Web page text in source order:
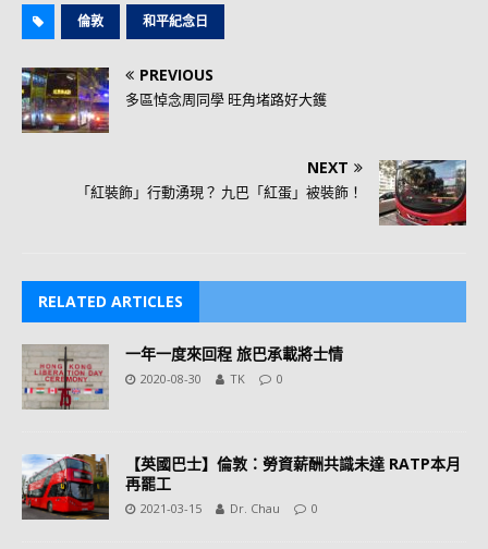
倫敦 和平紀念日
PREVIOUS
多區悼念周同學 旺角堵路好大鑊
NEXT
「紅裝飾」行動湧現？ 九巴「紅蛋」被裝飾！
RELATED ARTICLES
一年一度來回程 旅巴承載將士情
2020-08-30 TK 0
【英國巴士】倫敦：勞資薪酬共識未達 RATP本月
再罷工
2021-03-15 Dr. Chau 0